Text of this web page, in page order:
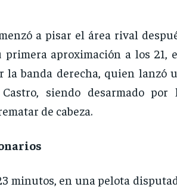
a pisar el área rival
aproximación a los 21,
la banda derecha, quien lanzó
siendo desarmado por
de cabeza.
minutos, en una pelota